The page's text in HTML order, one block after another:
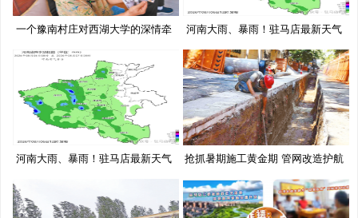
一个豫南村庄对西湖大学的深情牵
河南大雨、暴雨！驻马店最新天气
预
河南大雨、暴雨！驻马店最新天气
抢抓暑期施工黄金期 管网改造护航